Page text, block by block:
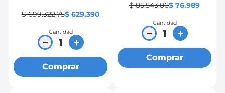
$ 699.322,75$ 629.390
Cantidad
＋
－
Comprar
$ 85.543,86$ 76.989
Cantidad
＋
－
Comprar